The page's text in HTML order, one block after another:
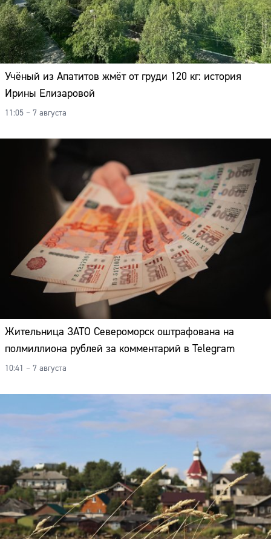
Учёный из Апатитов жмёт от груди 120 кг: история
Ирины Елизаровой
11:05 – 7 августа
Жительница ЗАТО Североморск оштрафована на
полмиллиона рублей за комментарий в Telegram
10:41 – 7 августа
Адрес:
Телефон: